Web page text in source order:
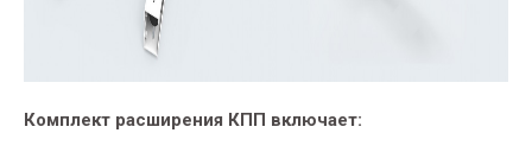
Комплект расширения КПП включает: